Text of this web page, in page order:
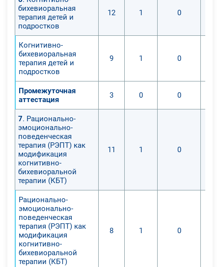
бихевиоральная
терапия детей и
подростков
12 1 0
Когнитивно-
бихевиоральная
терапия детей и
подростков
9 1 0
Промежуточная
аттестация
3 0 0
7. Рационально-
эмоционально-
поведенческая
терапия (РЭПТ) как
модификация
когнитивно-
бихевиоральной
терапии (КБТ)
11 1 0
Рационально-
эмоционально-
поведенческая
терапия (РЭПТ) как
модификация
когнитивно-
бихевиоральной
терапии (КБТ)
8 1 0